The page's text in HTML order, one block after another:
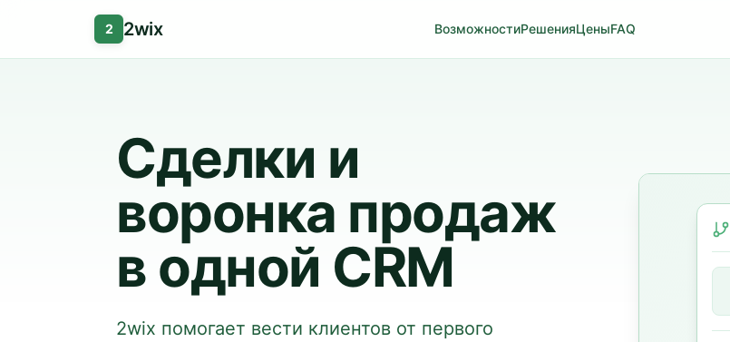
2 2wix ВозможностиРешенияЦеныFAQ
Сделки и
воронка продаж
в одной CRM
2wix помогает вести клиентов от первого